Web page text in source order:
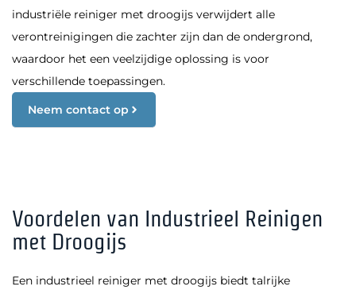
industriële reiniger met droogijs verwijdert alle
verontreinigingen die zachter zijn dan de ondergrond,
waardoor het een veelzijdige oplossing is voor
verschillende toepassingen.
Neem contact op
Voordelen van Industrieel Reinigen
met Droogijs
Een industrieel reiniger met droogijs biedt talrijke